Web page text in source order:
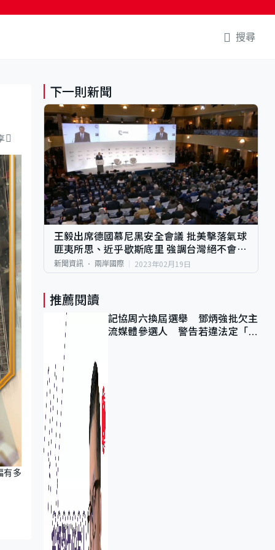
搜尋
有多
下一則新聞
王毅出席德國慕尼黑安全會議 批美擊落氣球
匪夷所思、近乎歇斯底里 強調台灣絕不會成
為國家
新聞資訊 兩岸國際 2023年02月19日
推薦閱讀
記協周六換屆選舉 鄧炳強批欠主
流媒體參選人 警告若違法定「釘